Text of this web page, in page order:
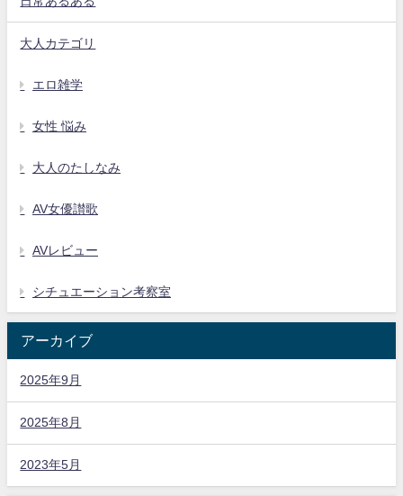
大人カテゴリ
エロ雑学
女性 悩み
大人のたしなみ
AV女優讃歌
AVレビュー
シチュエーション考察室
アーカイブ
2025年9月
2025年8月
2023年5月